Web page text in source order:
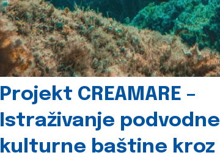
Projekt CREAMARE –
Istraživanje podvodne
kulturne baštine kroz